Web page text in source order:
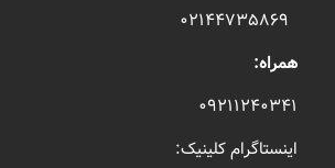
همراه:
۰۹۲۱۱۲۴۰۳۴۱
اینستاگرام کلینیک: